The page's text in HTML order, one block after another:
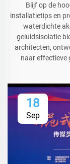
Blijf op de
installatietips en
waterdichte
geluidsisolatie
architecten,
naar effectieve
18
Sep